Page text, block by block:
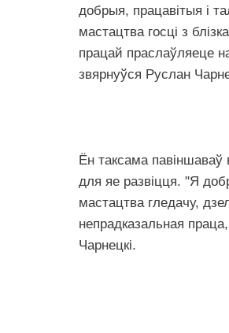
добрыя, працавітыя і
мастацтва госці з
працай праслаўляеце
звярнуўся Руслан
Ён таксама павіншаваў
для яе развіцця. "Я
мастацтва гледачу,
непрадказальная
Чарнецкі.